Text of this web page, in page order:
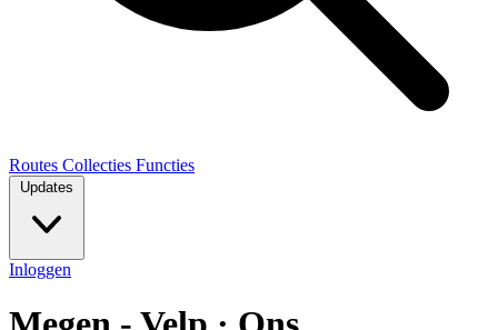
Routes Collecties Functies
Updates
Inloggen